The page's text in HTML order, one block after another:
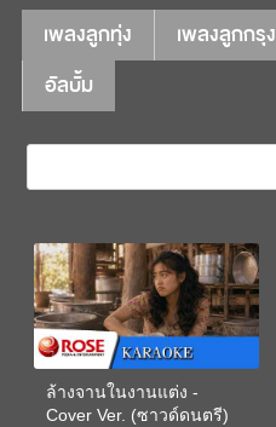
เพลงลูกทุ่ง เพลงลูกกรุง
อัลบั้ม
ล้างจานในงานแต่ง -
Cover Ver. (ซาวด์ดนตรี)